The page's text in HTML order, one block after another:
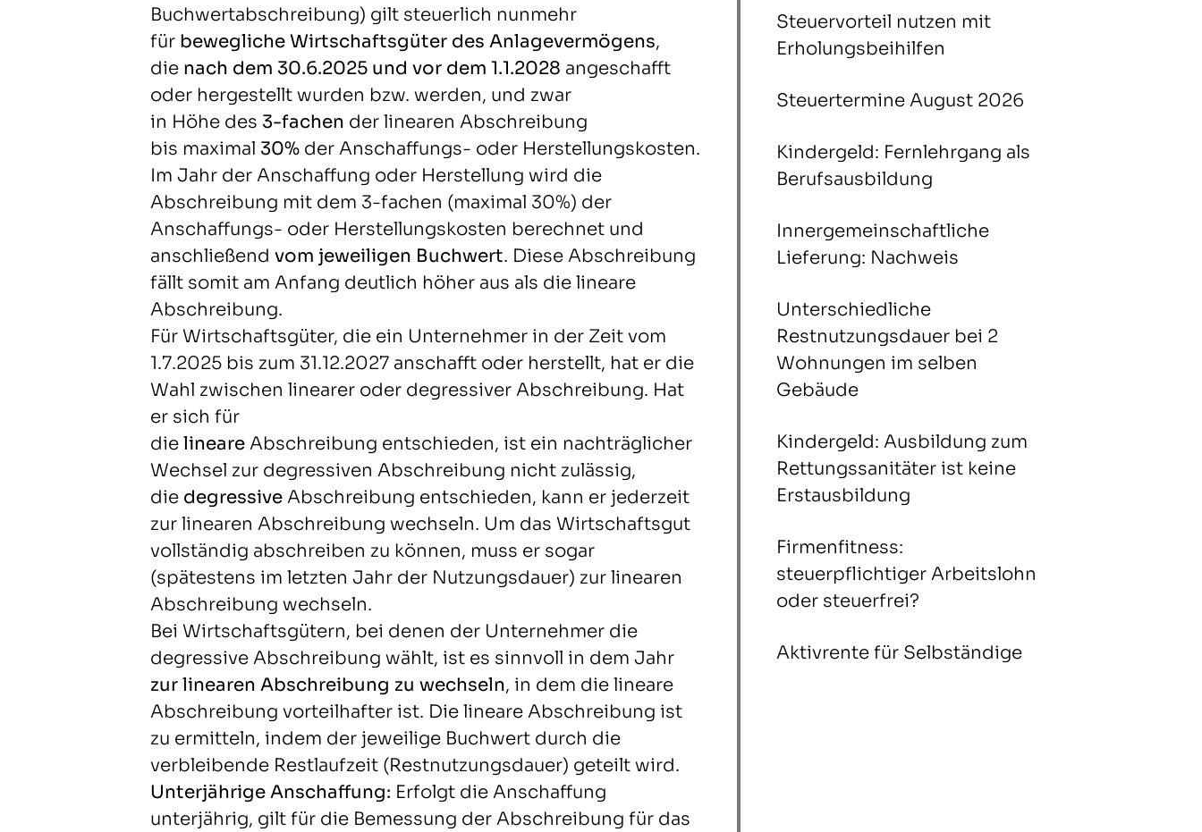
Buchwertabschreibung) gilt steuerlich nunmehr
für bewegliche Wirtschaftsgüter des Anlagevermögens,
die nach dem 30.6.2025 und vor dem 1.1.2028 angeschafft
oder hergestellt wurden bzw. werden, und zwar
in Höhe des 3-fachen der linearen Abschreibung
bis maximal 30% der Anschaffungs- oder Herstellungskosten.
Im Jahr der Anschaffung oder Herstellung wird die
Abschreibung mit dem 3-fachen (maximal 30%) der
Anschaffungs- oder Herstellungskosten berechnet und
anschließend vom jeweiligen Buchwert. Diese Abschreibung
fällt somit am Anfang deutlich höher aus als die lineare
Abschreibung.
Für Wirtschaftsgüter, die ein Unternehmer in der Zeit vom
1.7.2025 bis zum 31.12.2027 anschafft oder herstellt, hat er die
Wahl zwischen linearer oder degressiver Abschreibung. Hat
er sich für
die lineare Abschreibung entschieden, ist ein nachträglicher
Wechsel zur degressiven Abschreibung nicht zulässig,
die degressive Abschreibung entschieden, kann er jederzeit
zur linearen Abschreibung wechseln. Um das Wirtschaftsgut
vollständig abschreiben zu können, muss er sogar
(spätestens im letzten Jahr der Nutzungsdauer) zur linearen
Abschreibung wechseln.
Bei Wirtschaftsgütern, bei denen der Unternehmer die
degressive Abschreibung wählt, ist es sinnvoll in dem Jahr
zur linearen Abschreibung zu wechseln, in dem die lineare
Abschreibung vorteilhafter ist. Die lineare Abschreibung ist
zu ermitteln, indem der jeweilige Buchwert durch die
verbleibende Restlaufzeit (Restnutzungsdauer) geteilt wird.
Unterjährige Anschaffung: Erfolgt die Anschaffung
unterjährig, gilt für die Bemessung der Abschreibung für das
Steuervorteil nutzen mit
Erholungsbeihilfen
Steuertermine August 2026
Kindergeld: Fernlehrgang als
Berufsausbildung
Innergemeinschaftliche
Lieferung: Nachweis
Unterschiedliche
Restnutzungsdauer bei 2
Wohnungen im selben
Gebäude
Kindergeld: Ausbildung zum
Rettungssanitäter ist keine
Erstausbildung
Firmenfitness:
steuerpflichtiger Arbeitslohn
oder steuerfrei?
Aktivrente für Selbständige